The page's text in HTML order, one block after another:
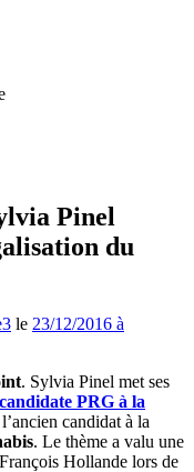
Pinel
du
le 23/12/2016 à
. Sylvia Pinel met ses
PRG à la
candidat à la
. Le thème a valu une
Hollande lors de